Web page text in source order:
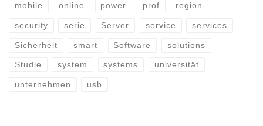
mobile online power prof region
security serie Server service services
Sicherheit smart Software solutions
Studie system systems universität
unternehmen usb